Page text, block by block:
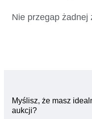
Nie przegap żadnej
Myślisz, że masz
aukcji?